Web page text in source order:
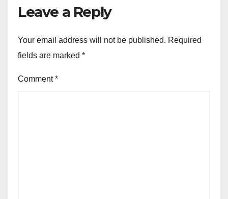
Leave a Reply
Your email address will not be published. Required
fields are marked *
Comment*